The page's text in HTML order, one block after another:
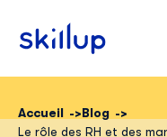
Accueil
Blog
Le rôle des RH et des